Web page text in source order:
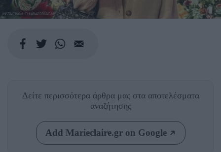
INSTAGRAM: CHIARAFERRAGNI
Δείτε περισσότερα άρθρα μας στα αποτελέσματα
αναζήτησης
Add Marieclaire.gr on Google